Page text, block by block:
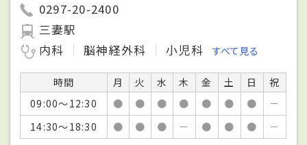
0297-20-2400
三妻駅
内科
脳神経外科 小児科 すべて見る
時間 月 火 水 木 金 土 日
祝
09:00～12:30
● ● ● ● ● ● ●
－
14:30～18:30
● ● ● － ● ● ● －